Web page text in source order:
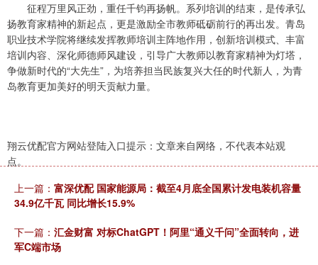
征程万里风正劲，重任千钧再扬帆。系列培训的结束，是传承弘
扬教育家精神的新起点，更是激励全市教师砥砺前行的再出发。青岛
职业技术学院将继续发挥教师培训主阵地作用，创新培训模式、丰富
培训内容、深化师德师风建设，引导广大教师以教育家精神为灯塔，
争做新时代的“大先生”，为培养担当民族复兴大任的时代新人，为青
岛教育更加美好的明天贡献力量。
翔云优配官方网站登陆入口提示：文章来自网络，不代表本站观
点。
上一篇： 富深优配 国家能源局：截至4月底全国累计发电装机容量
34.9亿千瓦 同比增长15.9%
下一篇： 汇金财富 对标ChatGPT！阿里“通义千问”全面转向，进
军C端市场